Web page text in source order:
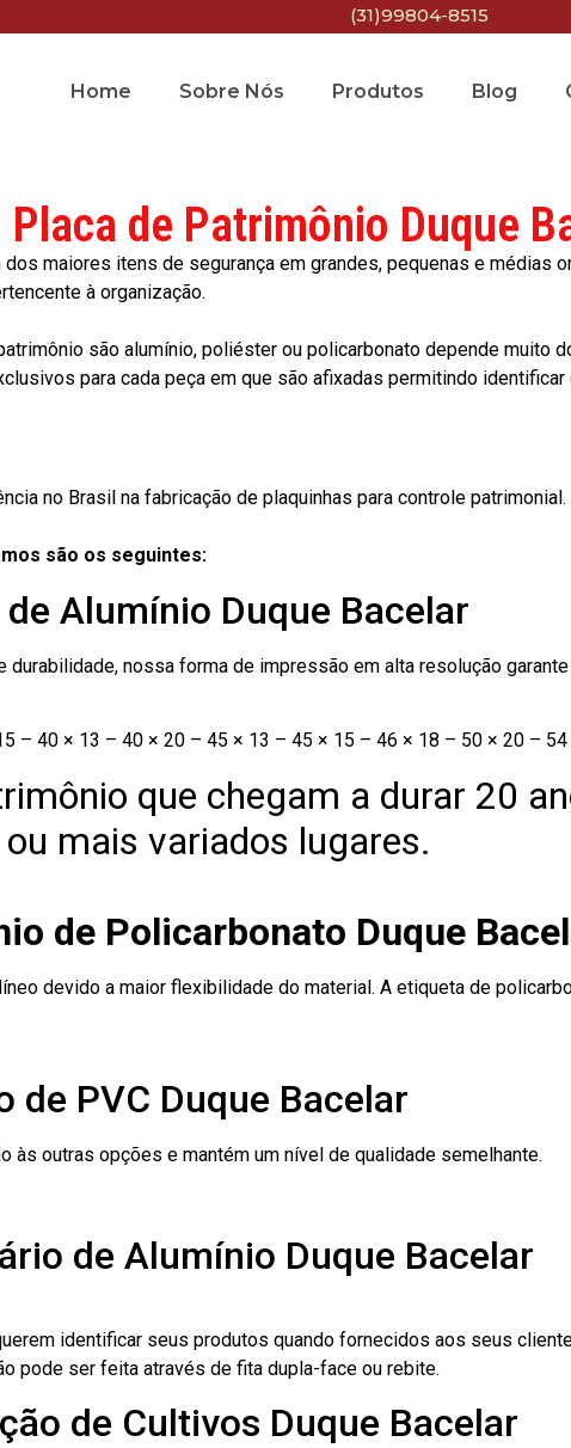
(31)99804-8515
Home Sobre Nós Produtos Blog
Placa de Patrimônio Duque
maiores itens de segurança em grandes, pequenas e médias
à organização.
são alumínio, poliéster ou policarbonato depende muito
para cada peça em que são afixadas permitindo
no Brasil na fabricação de plaquinhas para controle patrimonial.
são os seguintes:
Alumínio Duque Bacelar
durabilidade, nossa forma de impressão em alta resolução
– 40 × 13 – 40 × 20 – 45 × 13 – 45 × 15 – 46 × 18 – 50 × 20 – 54
que chegam a durar 20
mais variados lugares.
de Policarbonato Duque
devido a maior flexibilidade do material. A etiqueta de
PVC Duque Bacelar
às outras opções e mantém um nível de qualidade semelhante.
de Alumínio Duque Bacelar
identificar seus produtos quando fornecidos aos seus
pode ser feita através de fita dupla-face ou rebite.
de Cultivos Duque Bacelar